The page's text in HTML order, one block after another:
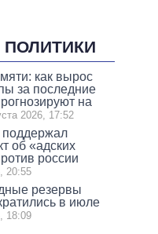
ПОЛИТИКИ
как вырос
за последние
на
2026, 17:52
об «адских
россии
20:55
резервы
в июле
18:09